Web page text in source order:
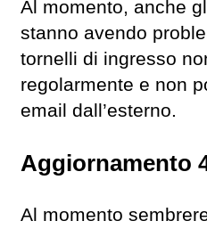
Al momento, anche
stanno avendo
tornelli di ingresso
regolarmente e non
email dall’esterno.
Aggiornamento
Al momento